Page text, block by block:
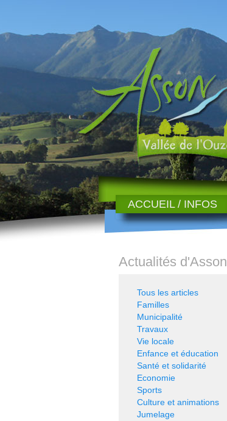
ACCUEIL / INFOS
Actualités d'Asson
Tous les articles
Familles
Municipalité
Travaux
Vie locale
Enfance et éducation
Santé et solidarité
Economie
Sports
Culture et animations
Jumelage